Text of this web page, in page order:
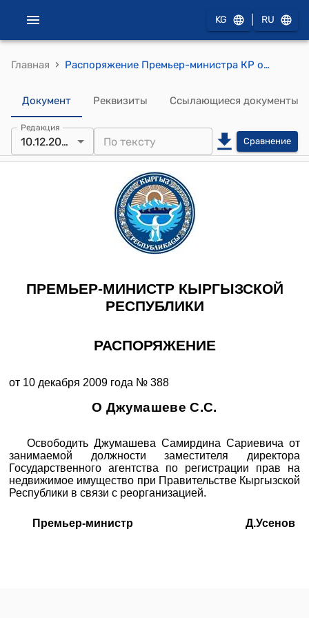
KG RU
Главная › Распоряжение Премьер-министра КР от 10 декабря 2009 года № 388 (О Джумашеве С.С.)
Документ Реквизиты Ссылающиеся документы
Редакция
10.12.2009 Сравнение